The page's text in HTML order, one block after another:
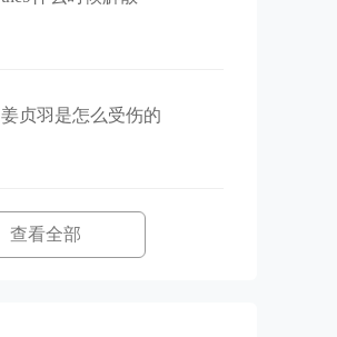
姜贞羽是怎么受伤的
查看全部